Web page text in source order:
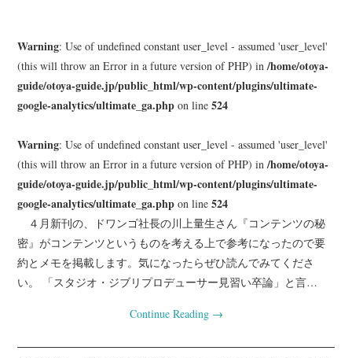
Warning: Use of undefined constant user_level - assumed 'user_level'
(this will throw an Error in a future version of PHP) in/home/otoya-
guide/otoya-guide.jp/public_html/wp-content/plugins/ultimate-
google-analytics/ultimate_ga.php on line524
Warning: Use of undefined constant user_level - assumed 'user_level'
(this will throw an Error in a future version of PHP) in/home/otoya-
guide/otoya-guide.jp/public_html/wp-content/plugins/ultimate-
google-analytics/ultimate_ga.php on line524
４月新刊の、ドワンゴ社長の川上量生さん『コンテンツの秘
密』がコンテンツというものを考える上で参考になったので要
約とメモを掲載します。気になったらぜひ読んでみてくださ
い。 「スタジオ・ジブリプロデューサー見習い卒論」と言…
Continue Reading →